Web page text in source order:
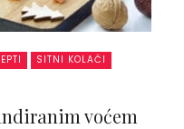
SITNI KOLAČI
voćem